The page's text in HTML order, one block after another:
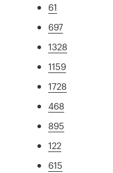
61
697
1328
1159
1728
468
895
122
615